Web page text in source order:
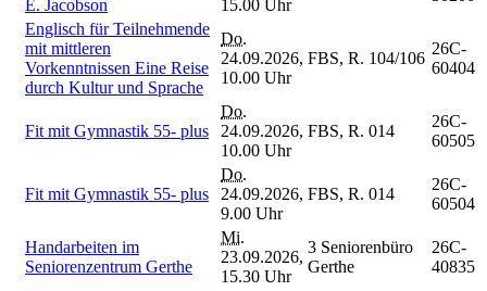
E. Jacobson
15.00 Uhr
Englisch für Teilnehmende
mit mittleren
Vorkenntnissen Eine Reise
durch Kultur und Sprache
Do.
24.09.2026,
10.00 Uhr
FBS, R. 104/106
26C-
60404
Fit mit Gymnastik 55- plus
Do.
24.09.2026,
10.00 Uhr
FBS, R. 014
26C-
60505
Fit mit Gymnastik 55- plus
Do.
24.09.2026,
9.00 Uhr
FBS, R. 014
26C-
60504
Handarbeiten im
Seniorenzentrum Gerthe
Mi.
23.09.2026,
15.30 Uhr
3 Seniorenbüro
Gerthe
26C-
40835